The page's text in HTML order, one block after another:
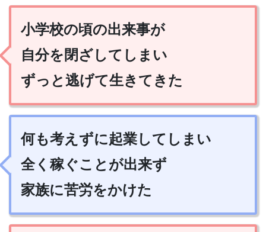
小学校の頃の出来事が
自分を閉ざしてしまい
ずっと逃げて生きてきた
何も考えずに起業してしまい
全く稼ぐことが出来ず
家族に苦労をかけた